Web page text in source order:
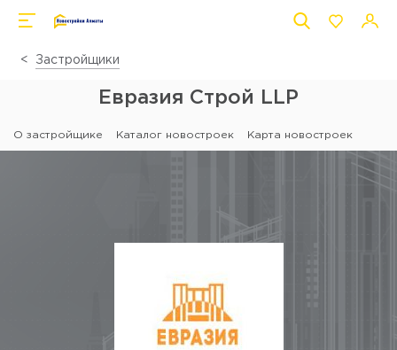
Застройщики
Евразия Строй LLP
О застройщике Каталог новостроек Карта новостроек